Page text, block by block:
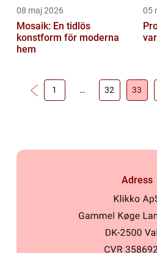
08 maj 2026
Mosaik: En tidlös
konstform för moderna
hem
05
1 … 32 33
Adress